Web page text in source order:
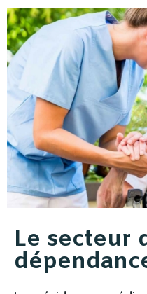
Le secteur